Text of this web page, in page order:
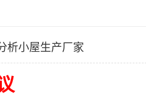
析小屋生产厂家